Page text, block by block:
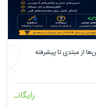
از مبتدی تا پیشرفته
رایگانـ